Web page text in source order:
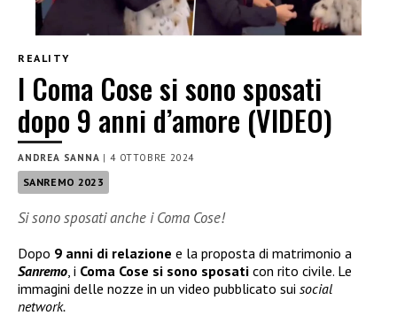
REALITY
I Coma Cose si sono sposati
dopo 9 anni d’amore (VIDEO)
ANDREA SANNA |4 OTTOBRE 2024
SANREMO 2023
Si sono sposati anche i Coma Cose!
Dopo 9 anni di relazione e la proposta di matrimonio a
Sanremo, i Coma Cose si sono sposati con rito civile. Le
immagini delle nozze in un video pubblicato sui social
network.